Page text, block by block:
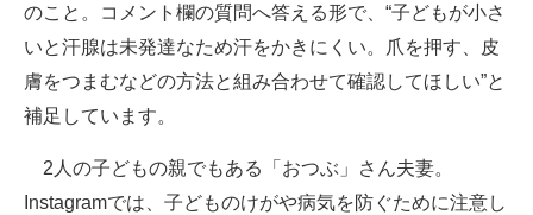
のこと。コメント欄の質問へ答える形で、“子どもが小さ
いと汗腺は未発達なため汗をかきにくい。爪を押す、皮
膚をつまむなどの方法と組み合わせて確認してほしい”と
補足しています。
2人の子どもの親でもある「おつぶ」さん夫妻。
Instagramでは、子どものけがや病気を防ぐために注意し